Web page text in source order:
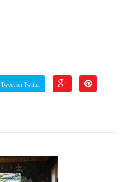
Tweet on Twitter